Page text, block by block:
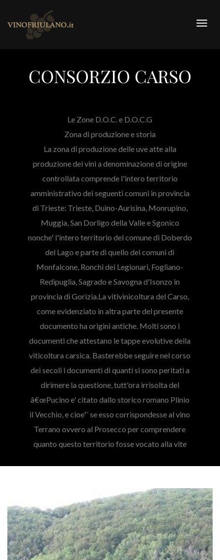
CONSORZIO CARSO
Le Zone D.O.C. e D.O.C.G
Zona di produzione e storia
La zona di produzione delle uve atte alla
produzione dei vini a denominazione di origine
controllata comprende l'intero territorio
amministrativo dei seguenti comuni in provincia
di Trieste: Trieste, Duino-Aurisina, Monrupino,
Muggia, San Dorligo della Valle e Sgonico
nonche' l'intero territorio del comune di Doberdo
del Lago e parte di quello dei comuni di
Monfalcone, Ronchi dei Legionari, Fogliano-
Redipuglia, Sagrado e Savogna d'Isonzo in
provincia di Gorizia.La vitivinicoltura del Carso,
come evidenziato in altra parte del presente
documento ha origini antiche. Molti sono i
documenti che attestano le tappe evolutive della
viticoltura carsica. Basterebbe seguire nel corso
dei secoli i documenti di quanti si sono peritati a
dirimere la questione, tutt'ora irrisolta del
â€œPucino e' citato dallo storico romano Plinio
il Vecchio, e cioe'¨ se esso corrispondesse al vino
Terrano ovvero al Prosecco per comprendere
quanto questo territorio fosse vocato alla vite